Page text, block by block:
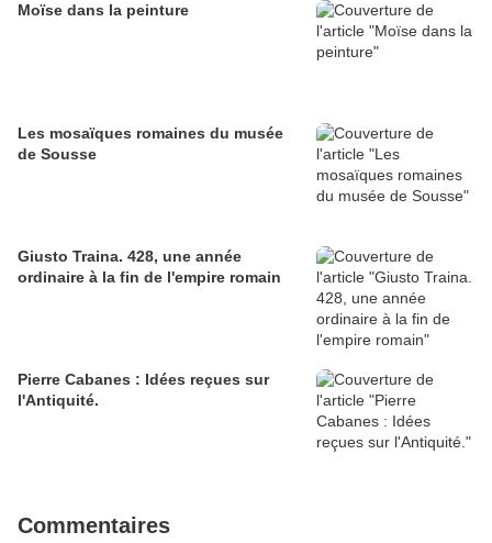
Moïse dans la peinture
Les mosaïques romaines du musée
de Sousse
Giusto Traina. 428, une année
ordinaire à la fin de l'empire romain
Pierre Cabanes : Idées reçues sur
l'Antiquité.
Commentaires